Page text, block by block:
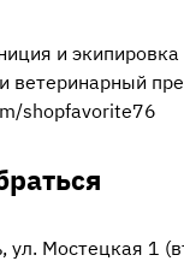
и
ветеринарный
shopfavorite76
ул. Мостецкая 1